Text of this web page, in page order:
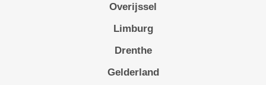
Overijssel
Limburg
Drenthe
Gelderland